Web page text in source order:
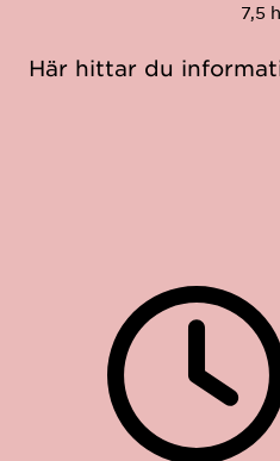
7,5
Här hittar du